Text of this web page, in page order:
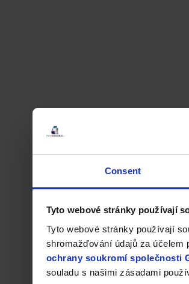
Consent
Tyto webové stránky používají
Tyto webové stránky používají
shromažďování údajů za účelem
ochrany soukromí společnosti
souladu s našimi zásadami
Teď
Apocalypse
prostředí
vychutnej